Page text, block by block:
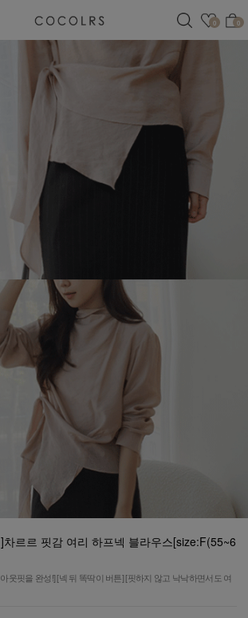
관심
0 0
검색
르르 핏감 여리 하프넥 블라우스[size:F(55~6
웃핏을 완성!] [넥 뒤 똑딱이 버튼] [핏하지 않고 낙낙하면서도 여